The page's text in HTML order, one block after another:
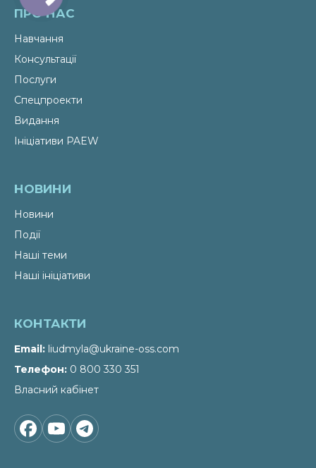
ПРО НАС
Навчання
Консультації
Послуги
Спецпроекти
Видання
Ініціативи PAEW
НОВИНИ
Новини
Події
Наші теми
Наші ініціативи
КОНТАКТИ
Email liudmyla@ukraine-oss.com
Телефон 0 800 330 351
Власний кабінет